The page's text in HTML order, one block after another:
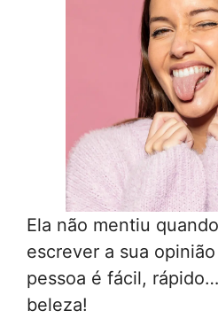
Ela não mentiu
escrever a sua opinião
pessoa é fácil,
beleza!